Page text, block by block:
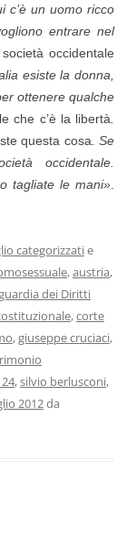
c’è un uomo ricco
entrare nel
società occidentale
esiste la donna,
ottenere qualche
che c’è la libertà
questa cosa . Se
occidentale.
tagliate le mani»
categorizzatie
,austria,
dei Diritti
,corte
,giuseppe cruciaci,
,silvio berlusconi,
2012da